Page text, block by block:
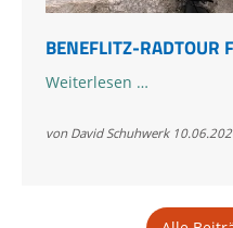
BENEFLITZ-RADTOUR
Weiterlesen …
für
von David Schuhwerk